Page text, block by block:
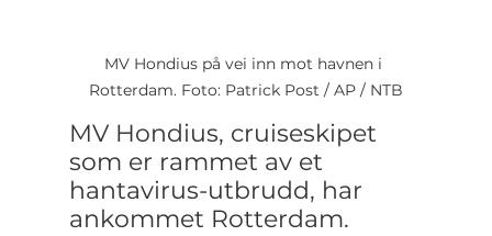
MV Hondius på vei inn mot havnen i
Rotterdam. Foto: Patrick Post / AP / NTB
MV Hondius, cruiseskipet
som er rammet av et
hantavirus-utbrudd, har
ankommet Rotterdam.